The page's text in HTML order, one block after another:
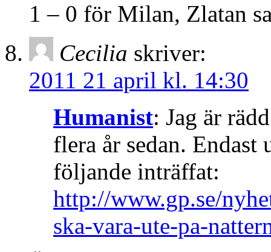
1 – 0 för Milan, Zlatan
Cecilia skriver:
2011 21 april kl. 14:30
Humanist: Jag är
flera år sedan. Endast
följande inträffat:
http://www.gp.se/
ska-vara-ute-pa-